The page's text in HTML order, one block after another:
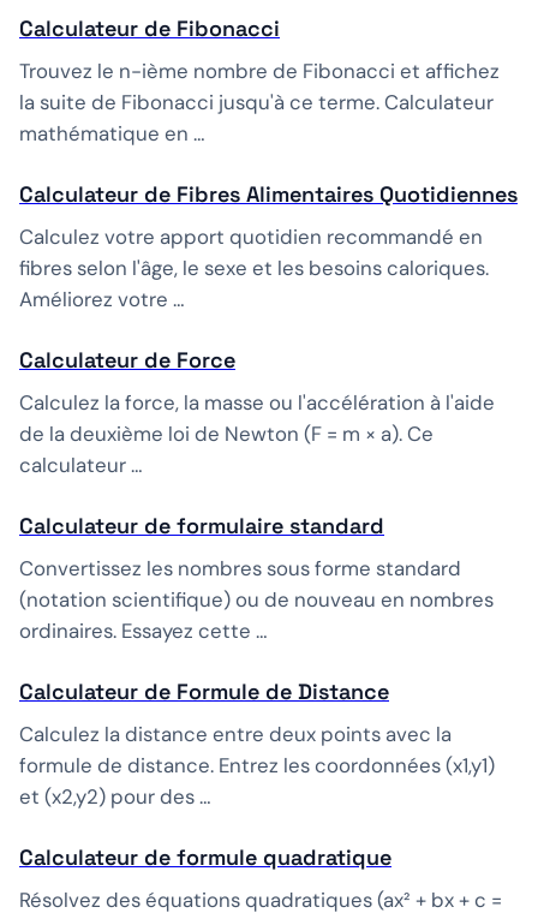
Calculateur de Fibonacci
Trouvez le n-ième nombre de Fibonacci et affichez
la suite de Fibonacci jusqu'à ce terme. Calculateur
mathématique en …
Calculateur de Fibres Alimentaires Quotidiennes
Calculez votre apport quotidien recommandé en
fibres selon l'âge, le sexe et les besoins caloriques.
Améliorez votre …
Calculateur de Force
Calculez la force, la masse ou l'accélération à l'aide
de la deuxième loi de Newton (F = m × a). Ce
calculateur …
Calculateur de formulaire standard
Convertissez les nombres sous forme standard
(notation scientifique) ou de nouveau en nombres
ordinaires. Essayez cette …
Calculateur de Formule de Distance
Calculez la distance entre deux points avec la
formule de distance. Entrez les coordonnées (x1,y1)
et (x2,y2) pour des …
Calculateur de formule quadratique
Résolvez des équations quadratiques (ax² + bx + c =